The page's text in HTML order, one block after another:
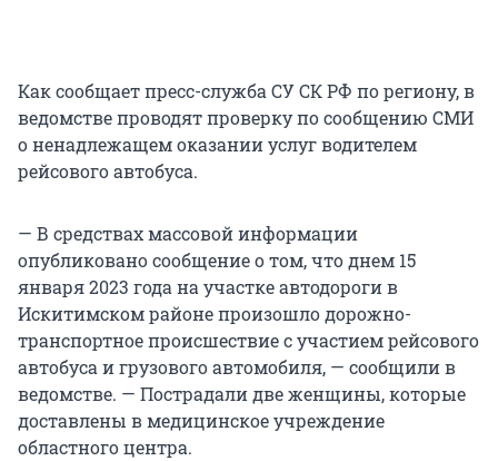
Как сообщает пресс-служба СУ СК РФ по региону, в
ведомстве проводят проверку по сообщению СМИ
о ненадлежащем оказании услуг водителем
рейсового автобуса.
— В средствах массовой информации
опубликовано сообщение о том, что днем 15
января 2023 года на участке автодороги в
Искитимском районе произошло дорожно-
транспортное происшествие с участием рейсового
автобуса и грузового автомобиля, — сообщили в
ведомстве. — Пострадали две женщины, которые
доставлены в медицинское учреждение
областного центра.